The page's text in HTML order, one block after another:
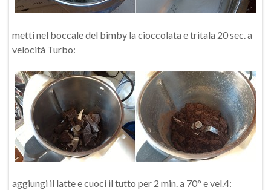
metti nel boccale del bimby la cioccolata e tritala 20 sec. a
velocità Turbo:
aggiungi il latte e cuoci il tutto per 2 min. a 70° e vel.4: